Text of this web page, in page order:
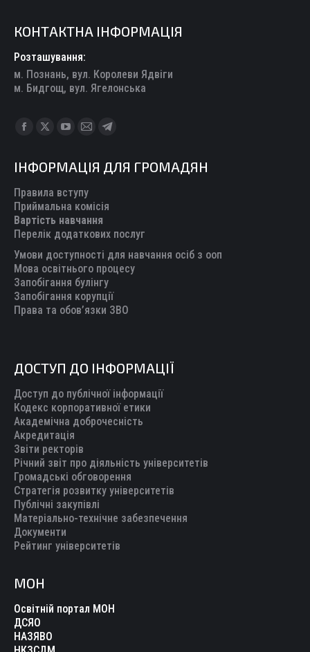
КОНТАКТНА ІНФОРМАЦІЯ
Розташування:
м. Познань, вул. Королеви Ядвіги
м. Бидгощ, вул. Ягелонська
Find us on:
Facebook
opens
in
new
window
X
opens
in
new
window
YouTube
opens
in
new
window
Mail
opens
in
new
window
Telegram
opens
new
ІНФОРМАЦІЯ ДЛЯ ГРОМАДЯН
Правила вступу
Приймальна комісія
Вартість навчання
Перелік додаткових послуг
Умови доступності для навчання осіб з ооп
Мова освітнього процесу
Запобігання булінгу
Запобігання корупції
Права та обов’язки ЗВО
ДОСТУП ДО ІНФОРМАЦІЇ
Доступ до публічної інформації
Кодекс корпоративної етики
Академічна доброчесність
Акредитація
Звіти ректорів
Річний звіт про діяльність університетів
Громадські обговорення
Стратегія розвитку університетів
Публічні закупівлі
Матеріально-технічне забезпечення
Документи
Рейтинг університетів
МОН
Освітній портал МОН
ДСЯО
НАЗЯВО